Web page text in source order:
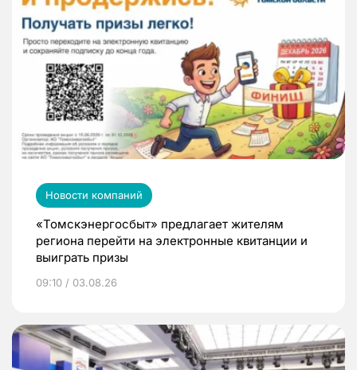
Новости компаний
«Томскэнергосбыт» предлагает жителям
региона перейти на электронные квитанции и
выиграть призы
09:10 / 03.08.26